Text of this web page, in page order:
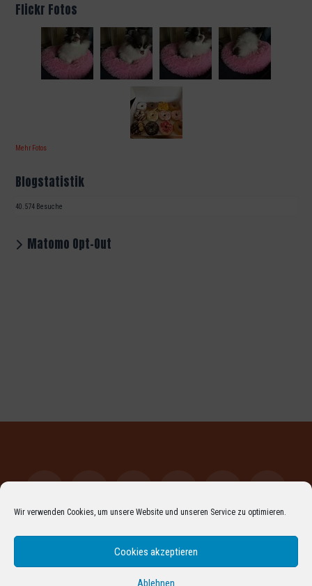
Wir verwenden Cookies, um unsere Website und unseren Service zu optimieren.
Cookies akzeptieren
Ablehnen
Flickr Fotos
Mehr Fotos
Blogstatistik
40.574 Besuche
Matomo Opt-Out
PinterestFlickr RSS